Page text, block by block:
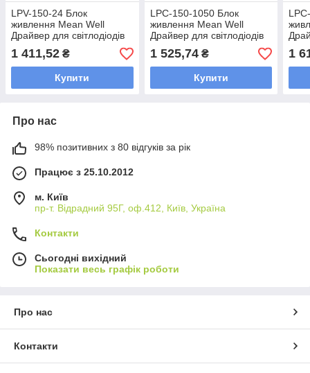
LPV-150-24 Блок
живлення Mean Well
Драйвер для світлодіодів
(LED) 151.2 Вт, 24 В, 6.3 А
1 411,52 ₴
Купити
LPC-150-1050 Блок
живлення Mean Well
Драйвер для світлодіодів
(LED) 151.2 Вт, 72~144 В,
1050 мА
1 525,74₴
Купити
1
Про нас
98% позитивних з 80 відгуків за рік
Працює з 25.10.2012
м. Київ
пр-т. Відрадний 95Г, оф.412, Київ, Україна
Контакти
Сьогодні вихідний
Показати весь графік роботи
Про нас
Контакти